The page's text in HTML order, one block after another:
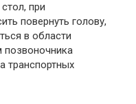
при
повернуть голову,
в области
транспортных